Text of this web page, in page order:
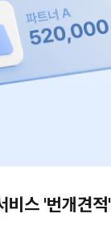
비스 '번개견